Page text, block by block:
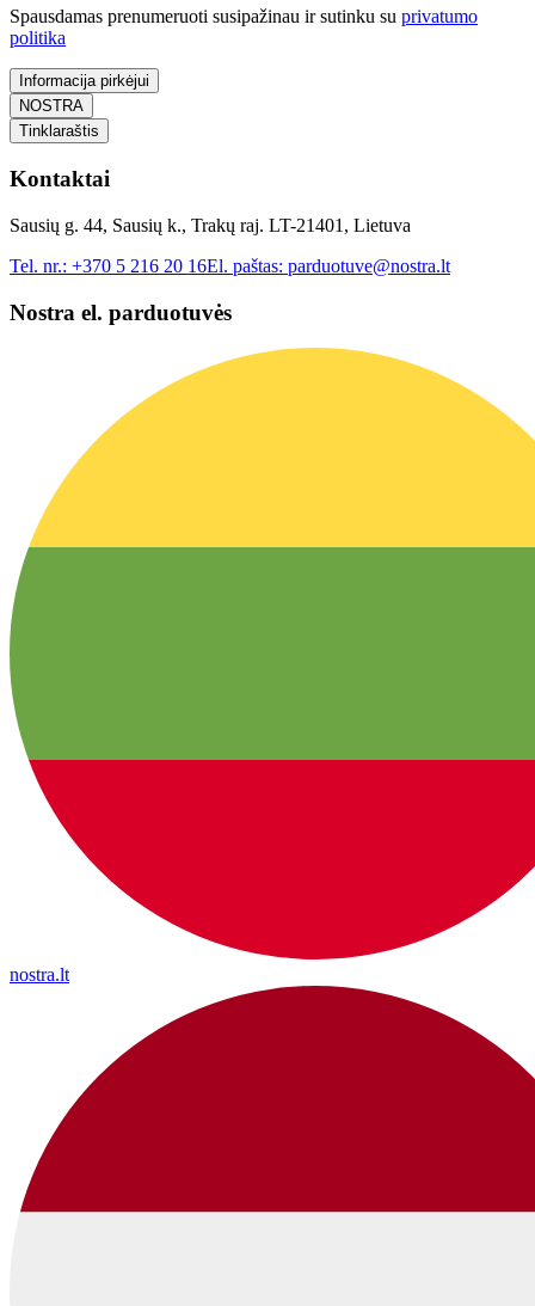
Spausdamas prenumeruoti susipažinau ir sutinku su privatumo
politika
Informacija pirkėjui
NOSTRA
Tinklaraštis
Kontaktai
Sausių g. 44, Sausių k., Trakų raj. LT-21401, Lietuva
Tel. nr.: +370 5 216 20 16El. paštas: parduotuve@nostra.lt
Nostra el. parduotuvės
nostra.lt